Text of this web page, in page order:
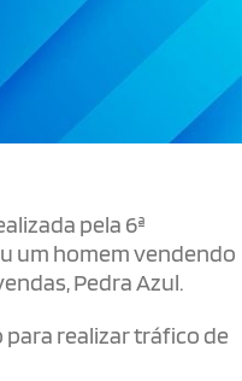
pela 6ª
um homem vendendo
Pedra Azul.
para realizar tráfico de